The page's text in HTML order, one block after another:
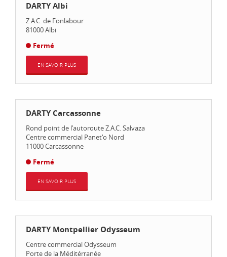
DARTY Albi
Z.A.C. de Fonlabour
81000Albi
Fermé
EN SAVOIR PLUS
DARTY Carcassonne
Rond point de l'autoroute Z.A.C. Salvaza
Centre commercial Panet'o Nord
11000Carcassonne
Fermé
EN SAVOIR PLUS
DARTY Montpellier Odysseum
Centre commercial Odysseum
Porte de la Méditérranée